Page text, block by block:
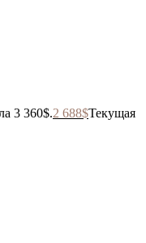
3 360$.2 688$Текущая